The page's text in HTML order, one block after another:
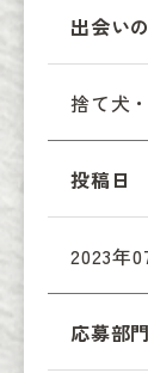
出会い
捨て犬
投稿日
2023年
応募部門